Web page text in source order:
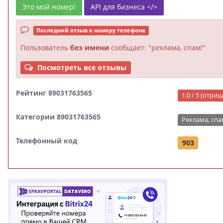
Это мой номер! API для бизнеса </>
Последний отзыв к номеру телефона
Пользователь без имени сообщает: "реклама, спам!"
Посмотреть все отзывы
Рейтинг 89031763565 1.0 / 5
Категории 89031763565 Реклама,
Телефонный код 903